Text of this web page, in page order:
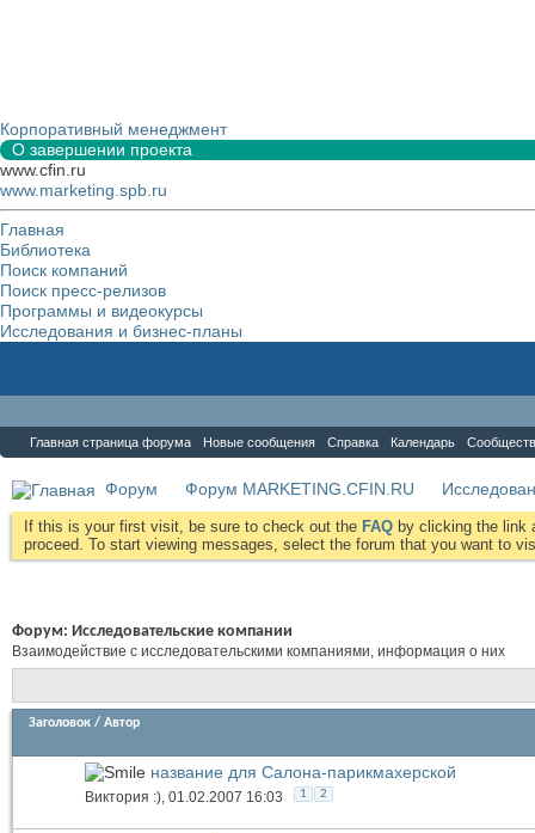
Корпоративный менеджмент
О завершении проекта
www.cfin.ru
www.marketing.spb.ru
Главная
Библиотека
Поиск компаний
Поиск пресс-релизов
Программы и видеокурсы
Исследования и бизнес-планы
Главная страница форума Новые сообщения Справка Календарь
Форум Форум MARKETING.CFIN.RU
If this is your first visit, be sure to check out the FAQ by clicking the link
proceed. To start viewing messages, select the forum that you want to
Форум: Исследовательские компании
Взаимодействие с исследовательскими компаниями, информация о них
Заголовок / Автор
название для Салона-парикмахерской
Виктория :), 01.02.2007 16:03 1 2